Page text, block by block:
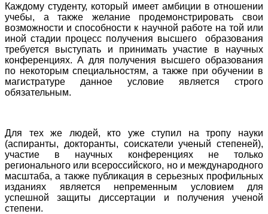
Каждому студенту, который имеет амбиции в отношении
учебы, а также желание продемонстрировать свои
возможности и способности к научной работе на той или
иной стадии процесс получения высшего образования
требуется выступать и принимать участие в научных
конференциях. А для получения высшего образования
по некоторым специальностям, а также при обучении в
магистратуре данное условие является строго
обязательным.
Для тех же людей, кто уже ступил на тропу науки
(аспиранты, докторанты, соискатели ученый степеней),
участие в научных конференциях не только
регионального или всероссийского, но и международного
масштаба, а также публикация в серьезных профильных
изданиях является непременным условием для
успешной защиты диссертации и получения ученой
степени.